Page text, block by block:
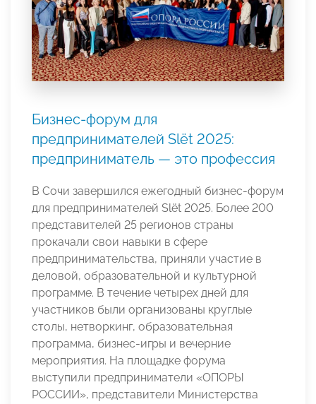
Бизнес-форум для
предпринимателей Slёt 2025:
предприниматель — это профессия
В Сочи завершился ежегодный бизнес-форум
для предпринимателей Slёt 2025. Более 200
представителей 25 регионов страны
прокачали свои навыки в сфере
предпринимательства, приняли участие в
деловой, образовательной и культурной
программе. В течение четырех дней для
участников были организованы круглые
столы, нетворкинг, образовательная
программа, бизнес-игры и вечерние
мероприятия. На площадке форума
выступили предприниматели «ОПОРЫ
РОССИИ», представители Министерства